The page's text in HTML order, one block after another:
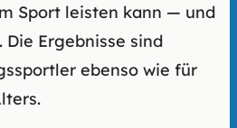
Sport leisten kann — und
Die Ergebnisse sind
ebenso wie für